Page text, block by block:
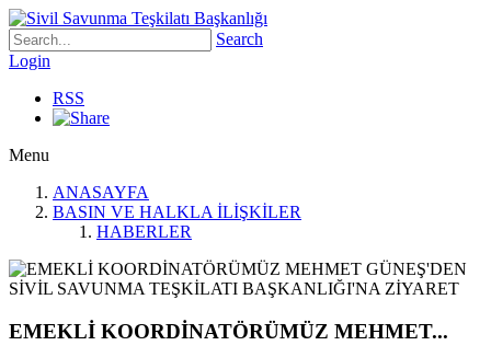
Search
Login
RSS
Menu
ANASAYFA
BASIN VE HALKLA İLİŞKİLER
HABERLER
EMEKLİ KOORDİNATÖRÜMÜZ MEHMET...